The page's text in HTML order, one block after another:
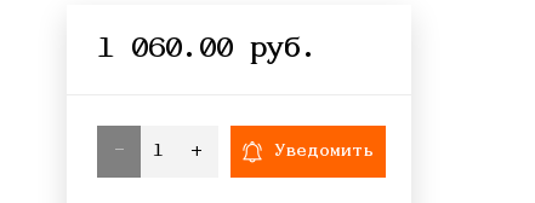
1 060.00 руб.
- + Уведомить